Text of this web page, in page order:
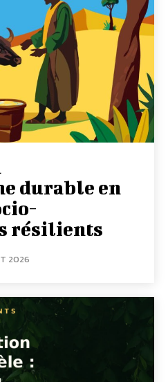
durable en
résilients
2026